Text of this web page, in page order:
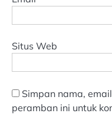
Situs Web
Simpan nama,
peramban ini untuk